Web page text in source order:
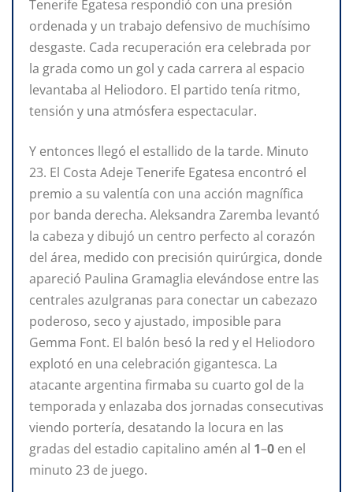
Tenerife Egatesa respondió con una presión
ordenada y un trabajo defensivo de muchísimo
desgaste. Cada recuperación era celebrada por
la grada como un gol y cada carrera al espacio
levantaba al Heliodoro. El partido tenía ritmo,
tensión y una atmósfera espectacular.
Y entonces llegó el estallido de la tarde. Minuto
23. El Costa Adeje Tenerife Egatesa encontró el
premio a su valentía con una acción magnífica
por banda derecha. Aleksandra Zaremba levantó
la cabeza y dibujó un centro perfecto al corazón
del área, medido con precisión quirúrgica, donde
apareció Paulina Gramaglia elevándose entre las
centrales azulgranas para conectar un cabezazo
poderoso, seco y ajustado, imposible para
Gemma Font. El balón besó la red y el Heliodoro
explotó en una celebración gigantesca. La
atacante argentina firmaba su cuarto gol de la
temporada y enlazaba dos jornadas consecutivas
viendo portería, desatando la locura en las
gradas del estadio capitalino amén al 1–0 en el
minuto 23 de juego.